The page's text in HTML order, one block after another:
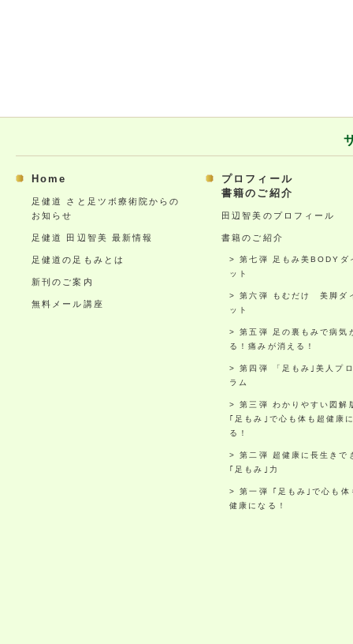
Home
足健道 さと足ツボ療術院からの
お知らせ
足健道 田辺智美 最新情報
足健道の足もみとは
新刊のご案内
無料メール講座
プロフィール
書籍のご紹介
田辺智美のプロフィール
書籍のご紹介
第七弾 足もみ美BODYダ
ット
第六弾 もむだけ 美脚ダ
ット
第五弾 足の裏もみで病気
る！痛みが消える！
第四弾 「足もみ｣美人プ
ラム
第三弾 わかりやすい図解
｢足もみ｣で心も体も超健康
る！
第二弾 超健康に長生きで
｢足もみ｣力
第一弾 ｢足もみ｣で心も体
健康になる！